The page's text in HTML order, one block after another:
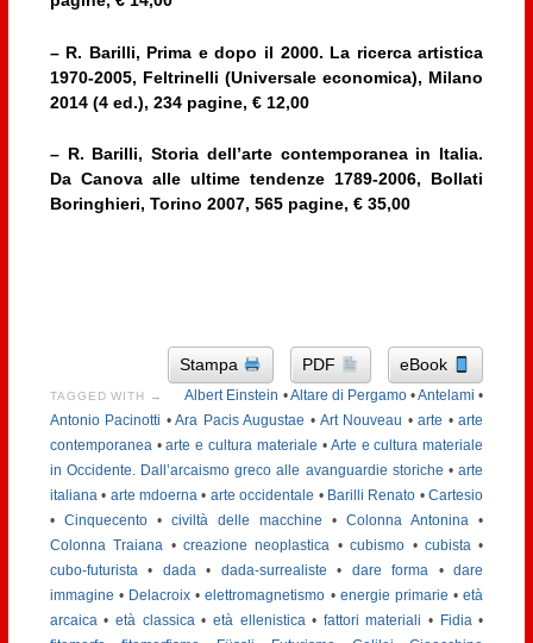
– R. Barilli, Prima e dopo il 2000. La ricerca artistica
1970-2005, Feltrinelli (Universale economica), Milano
2014 (4 ed.), 234 pagine, € 12,00
– R. Barilli, Storia dell’arte contemporanea in Italia.
Da Canova alle ultime tendenze 1789-2006, Bollati
Boringhieri, Torino 2007, 565 pagine, € 35,00
Stampa PDF eBook
TAGGED WITH → Albert Einstein •Altare di Pergamo•Antelami •
Antonio Pacinotti •Ara Pacis Augustae • Art Nouveau •arte •arte
contemporanea•arte e cultura materiale • Arte e cultura materiale
in Occidente. Dall’arcaismo greco alle avanguardie storiche •arte
italiana• arte mdoerna• arte occidentale • Barilli Renato •Cartesio
• Cinquecento• civiltà delle macchine •Colonna Antonina •
Colonna Traiana • creazione neoplastica •cubismo • cubista•
cubo-futurista• dada• dada-surrealiste • dare forma •dare
immagine • Delacroix •elettromagnetismo • energie primarie •età
arcaica• età classica• età ellenistica• fattori materiali • Fidia•